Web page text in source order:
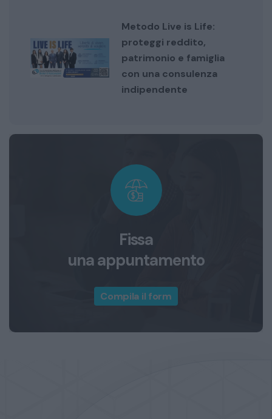
Metodo Live is Life:
proteggi reddito,
patrimonio e famiglia
con una consulenza
indipendente
Fissa
una appuntamento
Compila il form